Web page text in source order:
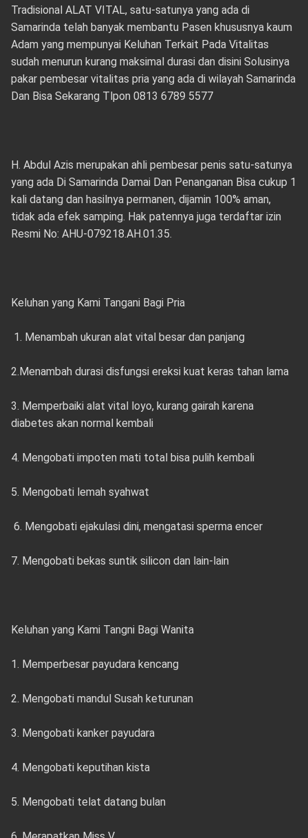
Tradisional ALAT VITAL, satu-satunya yang ada di
Samarinda telah banyak membantu Pasen khususnya kaum
Adam yang mempunyai Keluhan Terkait Pada Vitalitas
sudah menurun kurang maksimal durasi dan disini Solusinya
pakar pembesar vitalitas pria yang ada di wilayah Samarinda
Dan Bisa Sekarang Tlpon 0813 6789 5577
H. Abdul Azis merupakan ahli pembesar penis satu-satunya
yang ada Di Samarinda Damai Dan Penanganan Bisa cukup 1
kali datang dan hasilnya permanen, dijamin 100% aman,
tidak ada efek samping. Hak patennya juga terdaftar izin
Resmi No: AHU-079218.AH.01.35.
Keluhan yang Kami Tangani Bagi Pria
1. Menambah ukuran alat vital besar dan panjang
2.Menambah durasi disfungsi ereksi kuat keras tahan lama
3. Memperbaiki alat vital loyo, kurang gairah karena
diabetes akan normal kembali
4. Mengobati impoten mati total bisa pulih kembali
5. Mengobati lemah syahwat
6. Mengobati ejakulasi dini, mengatasi sperma encer
7. Mengobati bekas suntik silicon dan lain-lain
Keluhan yang Kami Tangni Bagi Wanita
1. Memperbesar payudara kencang
2. Mengobati mandul Susah keturunan
3. Mengobati kanker payudara
4. Mengobati keputihan kista
5. Mengobati telat datang bulan